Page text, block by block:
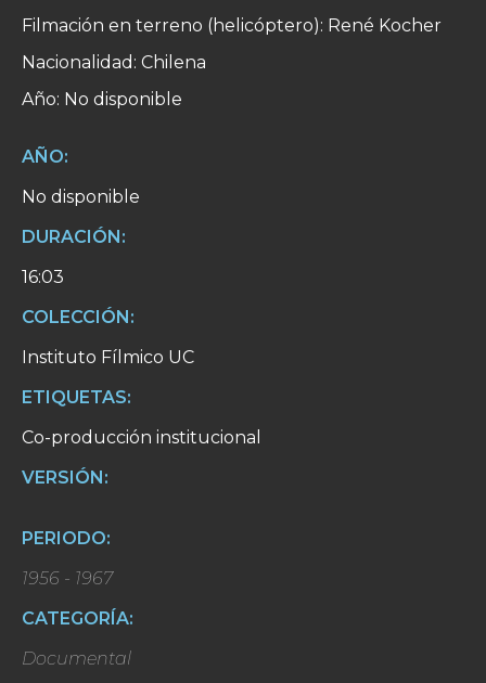
Filmación en terreno (helicóptero): René Kocher
Nacionalidad: Chilena
Año: No disponible
AÑO:
No disponible
DURACIÓN:
16:03
COLECCIÓN:
Instituto Fílmico UC
ETIQUETAS:
Co-producción institucional
VERSIÓN:
PERIODO:
1956 - 1967
CATEGORÍA:
Documental